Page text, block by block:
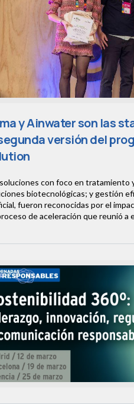
y Ainwater son las
versión del
con foco en tratamiento
biotecnológicas; y gestión
fueron reconocidas por el
de aceleración que reunió